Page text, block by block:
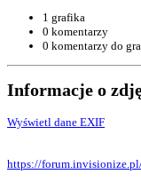
1 grafika
0 komentarzy
0 komentarzy do
Informacje o
Wyświetl dane EXIF
https://